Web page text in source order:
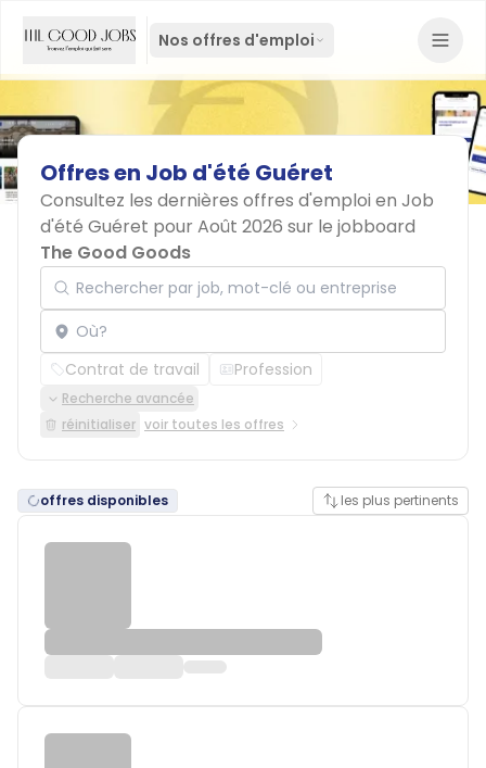
Nos offres d'emploi
Offresen Job d'été Guéret
Consultez les dernières offres d'emploi en Job
d'été Guéret pour Août 2026 sur le jobboard
The Good Goods
Rechercher par job, mot-clé ou entreprise
Localisation
Contrat de travail Profession
Recherche avancée
réinitialiser voir toutes les offres
offres disponibles les plus pertinents